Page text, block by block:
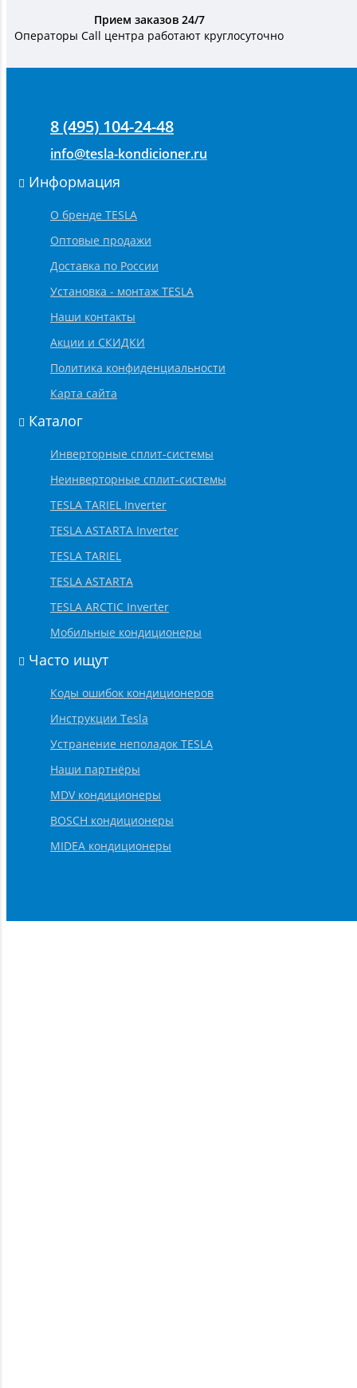
Прием заказов 24/7
Операторы Call центра работают круглосуточно
8 (495) 104-24-48
info@tesla-kondicioner.ru
Информация
О бренде TESLA
Оптовые продажи
Доставка по России
Установка - монтаж TESLA
Наши контакты
Акции и СКИДКИ
Политика конфиденциальности
Карта сайта
Каталог
Инверторные сплит-системы
Неинверторные сплит-системы
TESLA TARIEL Inverter
TESLA ASTARTA Inverter
TESLA TARIEL
TESLA ASTARTA
TESLA ARCTIC Inverter
Мобильные кондиционеры
Часто ищут
Коды ошибок кондиционеров
Инструкции Tesla
Устранение неполадок TESLA
Наши партнёры
MDV кондиционеры
BOSCH кондиционеры
MIDEA кондиционеры